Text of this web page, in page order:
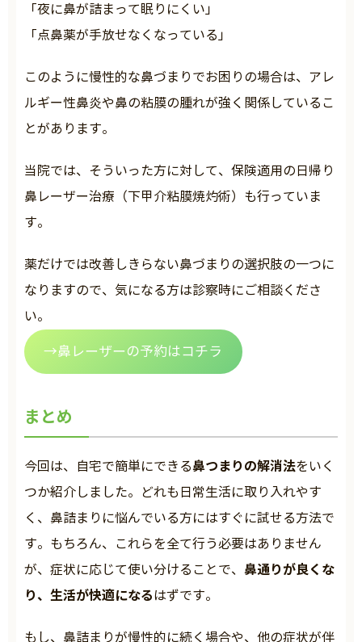
「夜に鼻が詰まって眠りにくい」
「点鼻薬が手放せなくなっている」
このように慢性的な鼻づまりでお困りの場合は、アレ
ルギー性鼻炎や鼻の粘膜の腫れが強く関係しているこ
とがあります。
当院では、そういった方に対して、保険適用の日帰り
鼻レーザー治療（下甲介粘膜焼灼術）も行っていま
す。
薬だけでは改善しきらない鼻づまりの選択肢の一つに
なりますので、気になる方は診察時にご相談くださ
い。
→鼻レーザーの予約はコチラ
まとめ
今回は、自宅で簡単にできる鼻つまりの解消法をいく
つか紹介しました。どれも日常生活に取り入れやす
く、鼻詰まりに悩んでいる方にはすぐに試せる方法で
す。もちろん、これらを全て行う必要はありません
が、症状に応じて使い分けることで、 鼻通りが良くな
り、生活が快適になるはずです。
もし、鼻詰まりが慢性的に続く場合や、他の症状が伴